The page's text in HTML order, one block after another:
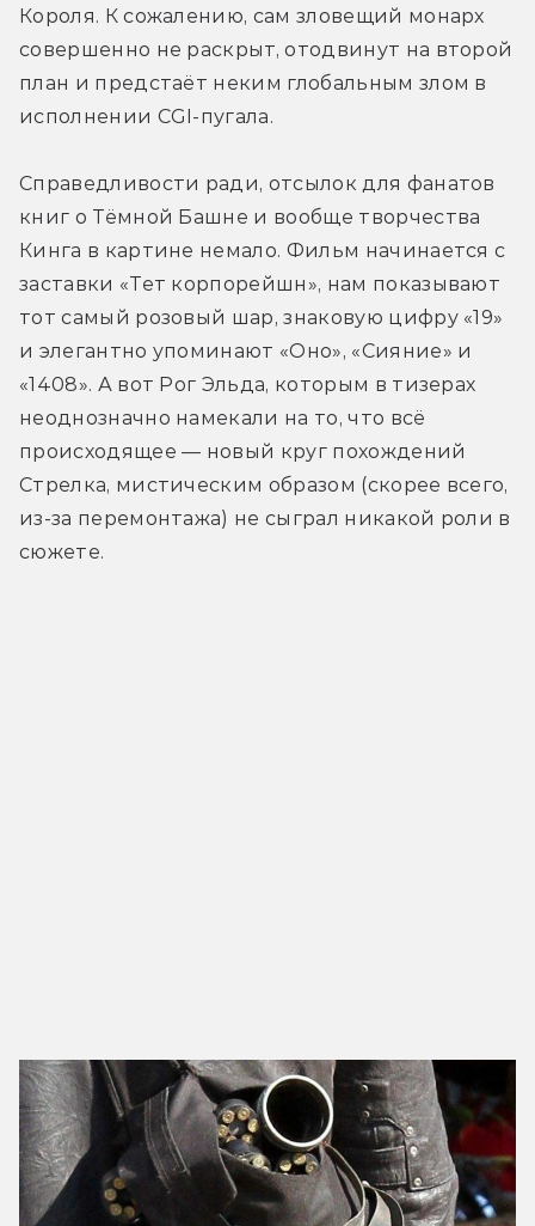
Короля. К сожалению, сам зловещий монарх
совершенно не раскрыт, отодвинут на второй
план и предстаёт неким глобальным злом в
исполнении CGI-пугала.
Справедливости ради, отсылок для фанатов
книг о Тёмной Башне и вообще творчества
Кинга в картине немало. Фильм начинается с
заставки «Тет корпорейшн», нам показывают
тот самый розовый шар, знаковую цифру «19»
и элегантно упоминают «Оно», «Сияние» и
«1408». А вот Рог Эльда, которым в тизерах
неоднозначно намекали на то, что всё
происходящее — новый круг похождений
Стрелка, мистическим образом (скорее всего,
из-за перемонтажа) не сыграл никакой роли в
сюжете.